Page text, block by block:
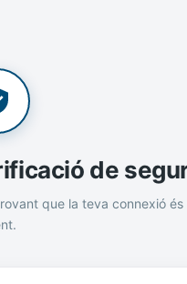
de
que la teva connexió és